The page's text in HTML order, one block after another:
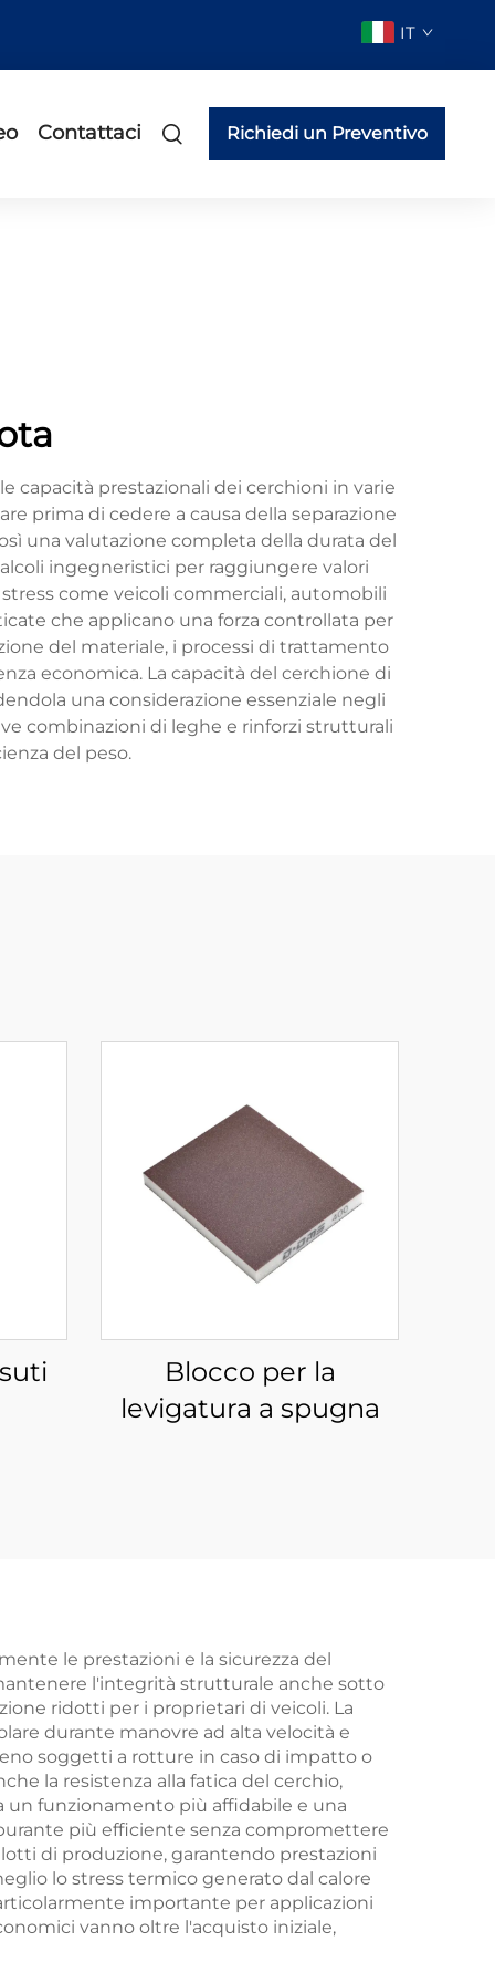
IT
Contattaci Richiedi un Preventivo
capacità prestazionali dei cerchioni in varie
prima di cedere a causa della separazione
una valutazione completa della durata del
ingegneristici per raggiungere valori
come veicoli commerciali, automobili
che applicano una forza controllata per
del materiale, i processi di trattamento
economica. La capacità del cerchione di
una considerazione essenziale negli
combinazioni di leghe e rinforzi strutturali
del peso.
Blocco per la
levigatura a spugna
le prestazioni e la sicurezza del
l'integrità strutturale anche sotto
ridotti per i proprietari di veicoli. La
durante manovre ad alta velocità e
soggetti a rotture in caso di impatto o
la resistenza alla fatica del cerchio,
un funzionamento più affidabile e una
più efficiente senza compromettere
di produzione, garantendo prestazioni
lo stress termico generato dal calore
importante per applicazioni
vanno oltre l'acquisto iniziale,